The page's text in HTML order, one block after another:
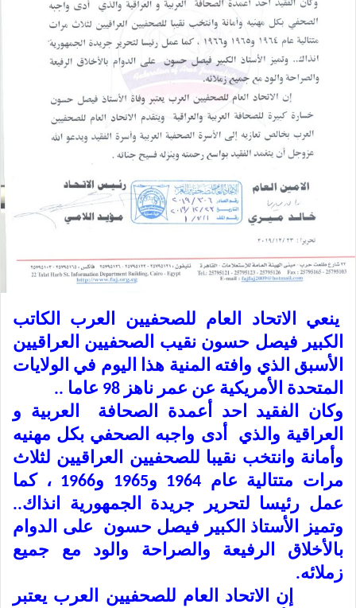
ينعي الاتحاد العام للصحفيين العرب الكاتب
الكبير فيصل حسون نقيب الصحفيين العراقيين
الأسبق الذي وافته المنية هذا اليوم في الولايات
المتحدة الأمريكية عن عمر ناهز 98 عاما ..
وكان الفقيد احد أعمدة الصحافة العربية و
العراقية والذي أدى واجبه الصحفي بكل مهنيه
وأمانة وانتخب نقيبا للصحفيين العراقيين لثلاث
مرات متتالية عام 1964 و1965 و1966 ، كما
عمل رئيسا لتحرير جريدة الجمهورية انذاك..
وتميز الأستاذ الكبير فيصل حسون على الدوام
بالأخلاق الرفيعة والصراحة والود مع جميع
زملائه.
إن الاتحاد العام للصحفيين العرب يعتبر